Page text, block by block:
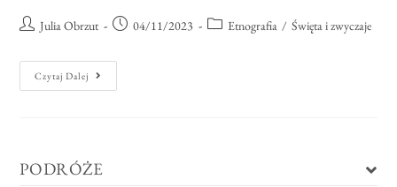
Julia Obrzut 04/11/2023 Etnografia / Święta i zwyczaje
Czytaj Dalej
PODRÓŻE